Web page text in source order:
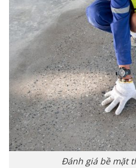
Đánh giá bề mặt